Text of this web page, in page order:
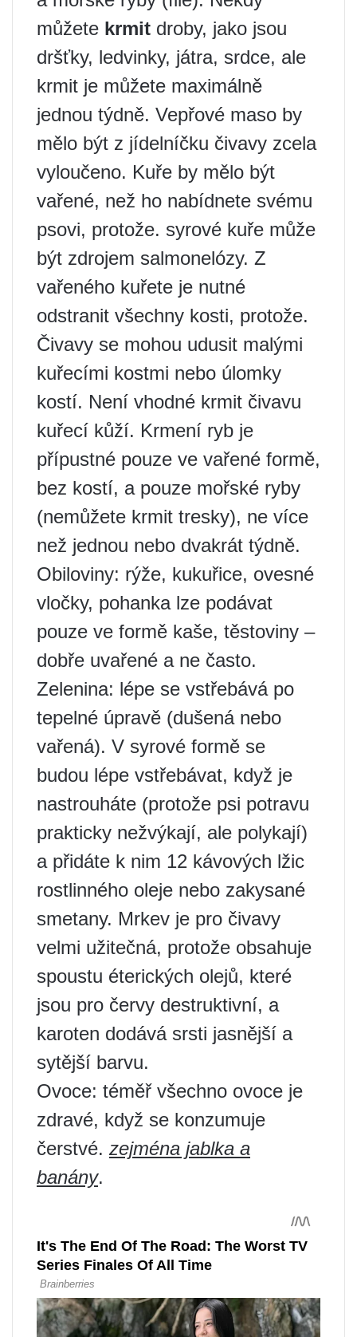
můžete krmit droby, jako jsou
dršťky, ledvinky, játra, srdce, ale
krmit je můžete maximálně
jednou týdně. Vepřové maso by
mělo být z jídelníčku čivavy zcela
vyloučeno. Kuře by mělo být
vařené, než ho nabídnete svému
psovi, protože. syrové kuře může
být zdrojem salmonelózy. Z
vařeného kuřete je nutné
odstranit všechny kosti, protože.
Čivavy se mohou udusit malými
kuřecími kostmi nebo úlomky
kostí. Není vhodné krmit čivavu
kuřecí kůží. Krmení ryb je
přípustné pouze ve vařené formě,
bez kostí, a pouze mořské ryby
(nemůžete krmit tresky), ne více
než jednou nebo dvakrát týdně.
Obiloviny: rýže, kukuřice, ovesné
vločky, pohanka lze podávat
pouze ve formě kaše, těstoviny –
dobře uvařené a ne často.
Zelenina: lépe se vstřebává po
tepelné úpravě (dušená nebo
vařená). V syrové formě se
budou lépe vstřebávat, když je
nastrouháte (protože psi potravu
prakticky nežvýkají, ale polykají)
a přidáte k nim 12 kávových lžic
rostlinného oleje nebo zakysané
smetany. Mrkev je pro čivavy
velmi užitečná, protože obsahuje
spoustu éterických olejů, které
jsou pro červy destruktivní, a
karoten dodává srsti jasnější a
sytější barvu.
Ovoce: téměř všechno ovoce je
zdravé, když se konzumuje
čerstvé. zejména jablka a
banány.